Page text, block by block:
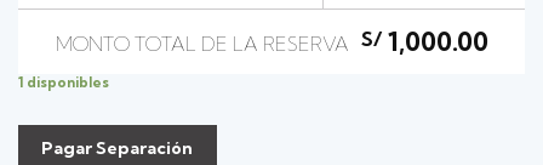
S/1,000.00
1 disponibles
Pagar Separación